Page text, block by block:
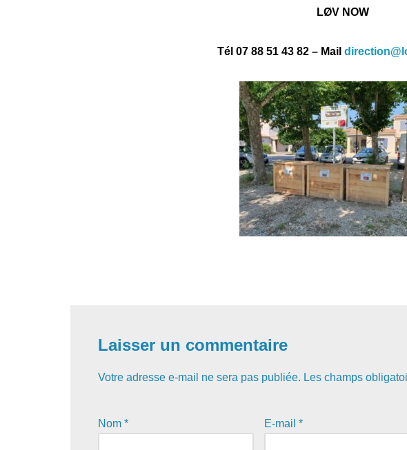
LØV NOW
Tél 07 88 51 43 82 – Mail
Laisser un commentaire
Votre adresse e-mail ne sera pas publiée. Les champs
Nom * E-mail*